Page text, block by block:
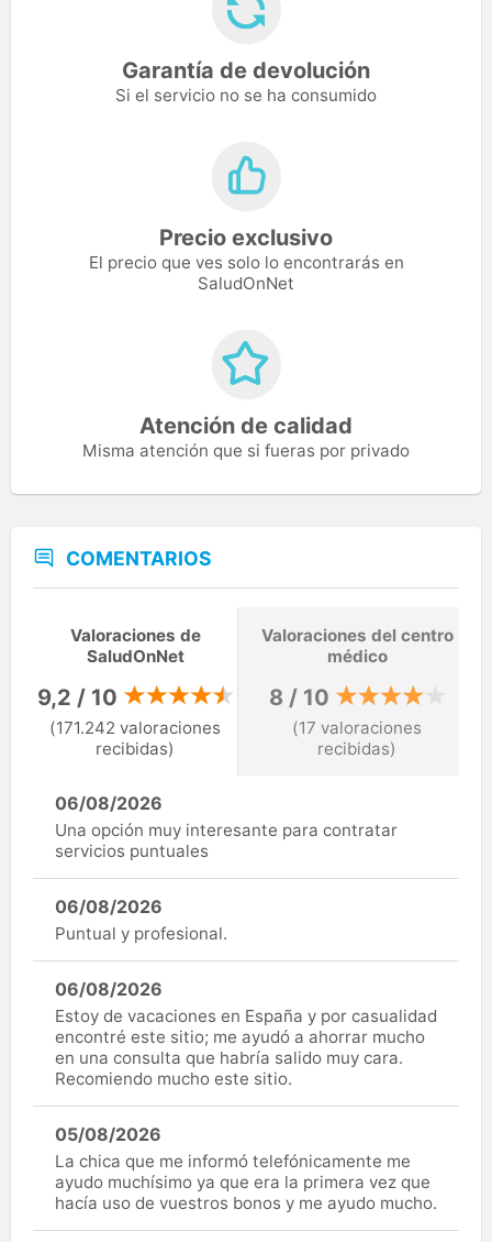
Garantía de devolución
Si el servicio no se ha consumido
Precio exclusivo
El precio que ves solo lo encontrarás en
SaludOnNet
Atención de calidad
Misma atención que si fueras por privado
COMENTARIOS
Valoraciones de
SaludOnNet
9,2 / 10
(171.242 valoraciones
recibidas)
Valoraciones del centro
médico
8 / 10
(17 valoraciones
recibidas)
06/08/2026
Una opción muy interesante para contratar
servicios puntuales
06/08/2026
Puntual y profesional.
06/08/2026
Estoy de vacaciones en España y por casualidad
encontré este sitio; me ayudó a ahorrar mucho
en una consulta que habría salido muy cara.
Recomiendo mucho este sitio.
05/08/2026
La chica que me informó telefónicamente me
ayudo muchísimo ya que era la primera vez que
hacía uso de vuestros bonos y me ayudo mucho.